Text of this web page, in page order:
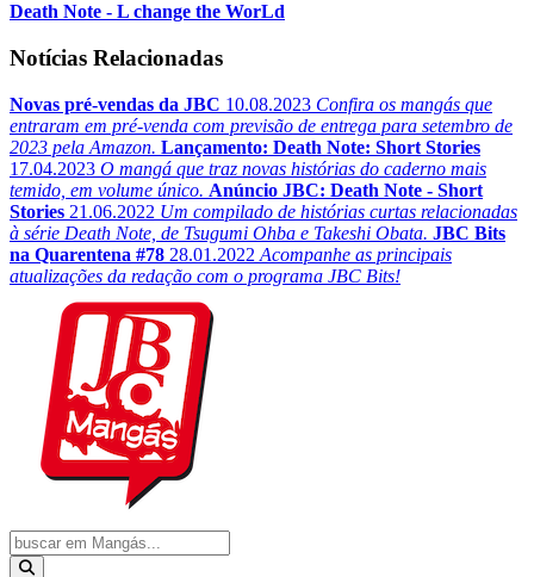
Death Note - L change the WorLd
Notícias Relacionadas
Novas pré-vendas da JBC 10.08.2023 Confira os mangás que
entraram em pré-venda com previsão de entrega para setembro de
2023 pela Amazon. Lançamento: Death Note: Short Stories
17.04.2023 O mangá que traz novas histórias do caderno mais
temido, em volume único. Anúncio JBC: Death Note - Short
Stories 21.06.2022 Um compilado de histórias curtas relacionadas
à série Death Note, de Tsugumi Ohba e Takeshi Obata. JBC Bits
na Quarentena #78 28.01.2022 Acompanhe as principais
atualizações da redação com o programa JBC Bits!